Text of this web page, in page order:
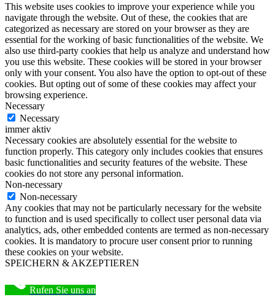
This website uses cookies to improve your experience while you
navigate through the website. Out of these, the cookies that are
categorized as necessary are stored on your browser as they are
essential for the working of basic functionalities of the website. We
also use third-party cookies that help us analyze and understand how
you use this website. These cookies will be stored in your browser
only with your consent. You also have the option to opt-out of these
cookies. But opting out of some of these cookies may affect your
browsing experience.
Necessary
Necessary
immer aktiv
Necessary cookies are absolutely essential for the website to
function properly. This category only includes cookies that ensures
basic functionalities and security features of the website. These
cookies do not store any personal information.
Non-necessary
Non-necessary
Any cookies that may not be particularly necessary for the website
to function and is used specifically to collect user personal data via
analytics, ads, other embedded contents are termed as non-necessary
cookies. It is mandatory to procure user consent prior to running
these cookies on your website.
SPEICHERN & AKZEPTIEREN
Rufen Sie uns an